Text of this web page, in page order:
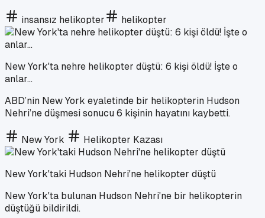
insansız helikopter helikopter
New York'ta nehre helikopter düştü: 6 kişi öldü! İşte o
anlar...
ABD’nin New York eyaletinde bir helikopterin Hudson
Nehri’ne düşmesi sonucu 6 kişinin hayatını kaybetti.
New York Helikopter Kazası
New York'taki Hudson Nehri'ne helikopter düştü
New York'ta bulunan Hudson Nehri'ne bir helikopterin
düştüğü bildirildi.